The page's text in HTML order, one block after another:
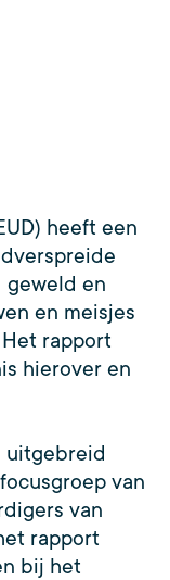
heeft een
geweld en
en meisjes
rapport
hierover en
uitgebreid
van
van
rapport
bij het